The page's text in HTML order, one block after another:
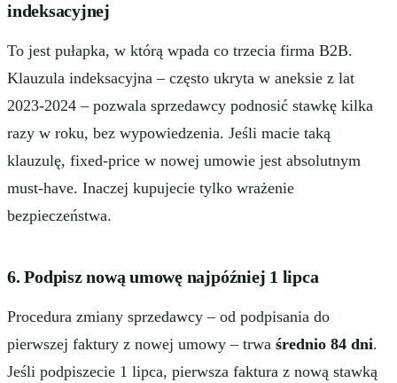
indeksacyjnej
To jest pułapka, w którą wpada co trzecia firma B2B.
Klauzula indeksacyjna – często ukryta w aneksie z lat
2023-2024 – pozwala sprzedawcy podnosić stawkę kilka
razy w roku, bez wypowiedzenia. Jeśli macie taką
klauzulę, fixed-price w nowej umowie jest absolutnym
must-have. Inaczej kupujecie tylko wrażenie
bezpieczeństwa.
6. Podpisz nową umowę najpóźniej 1 lipca
Procedura zmiany sprzedawcy – od podpisania do
pierwszej faktury z nowej umowy – trwa średnio 84 dni.
Jeśli podpiszecie 1 lipca, pierwsza faktura z nową stawką